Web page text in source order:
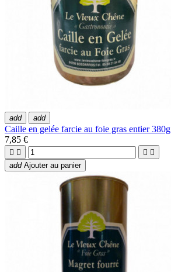
add add
Caille en gelée farcie au foie gras entier 380g
7,85 €
   
add Ajouter au panier